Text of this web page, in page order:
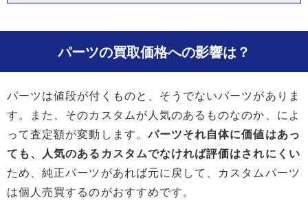
パーツの買取価格への影響は？
パーツは値段が付くものと、そうでないパーツがありま
す。また、そのカスタムが人気のあるものなのか、によ
って査定額が変動します。パーツそれ自体に価値はあっ
ても、人気のあるカスタムでなければ評価はされにくい
ため、純正パーツがあれば元に戻して、カスタムパーツ
は個人売買するのがおすすめです。